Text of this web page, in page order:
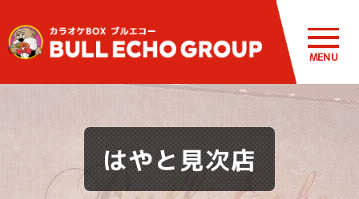
鹿児島・熊
本のカラオ
MENU
はやと見次店